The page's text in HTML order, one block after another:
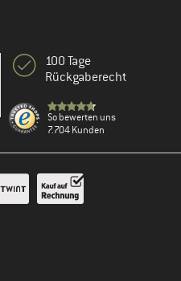
100 Tage
Rückgaberecht
So bewerten uns
7.704 Kunden